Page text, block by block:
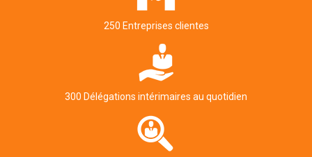
250 Entreprises clientes
300 Délégations intérimaires au quotidien